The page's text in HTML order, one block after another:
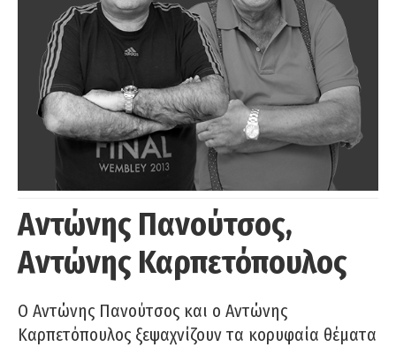
Αντώνης Πανούτσος,
Αντώνης Καρπετόπουλος
Ο Αντώνης Πανούτσος και ο Αντώνης
Καρπετόπουλος ξεψαχνίζουν τα κορυφαία θέματα